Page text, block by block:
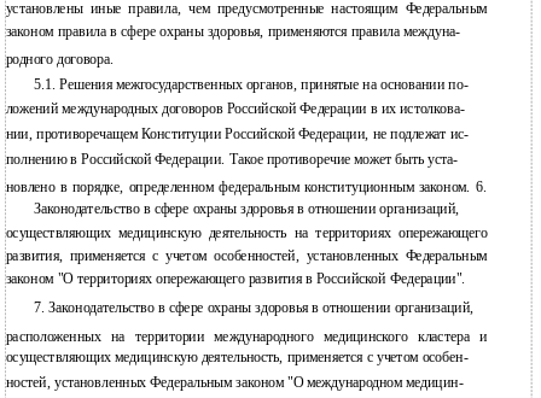
установлены иные правила, чем предусмотренные настоящим Федеральным
законом правила в сфере охраны здоровья, применяются правила междуна-
родного договора.
5.1. Решения межгосударственных органов, принятые на основании по-
ложений международных договоров Российской Федерации в их истолкова-
нии, противоречащем Конституции Российской Федерации, не подлежат ис-
полнению в Российской Федерации. Такое противоречие может быть уста-
новлено в порядке, определенном федеральным конституционным законом. 6.
Законодательство в сфере охраны здоровья в отношении организаций,
осуществляющих медицинскую деятельность на территориях опережающего
развития, применяется с учетом особенностей, установленных Федеральным
законом "О территориях опережающего развития в Российской Федерации".
7. Законодательство в сфере охраны здоровья в отношении организаций,
расположенных на территории международного медицинского кластера и
осуществляющих медицинскую деятельность, применяется с учетом особен-
ностей, установленных Федеральным законом "О международном медицин-